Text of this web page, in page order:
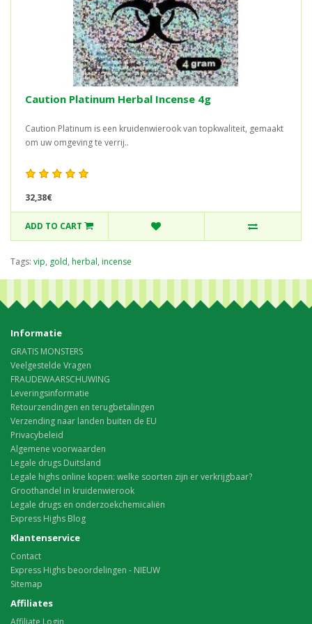
Caution Platinum Herbal Incense 4g
Caution Platinum is een kruidenwierook van topkwaliteit, gemaakt
om uw omgeving te verrij..
32,38€
ADD TO CART
Tags: vip, gold, herbal, incense
Informatie
GRATIS MONSTERS
Veelgestelde Vragen
FRAUDEWAARSCHUWING
Leveringsinformatie
Retourzendingen en terugbetalingen
Verzending naar landen buiten de EU
Privacybeleid
Algemene voorwaarden
Legale drugs Duitsland
Legale highs online kopen: welke soorten zijn er verkrijgbaar?
Groothandel in kruidenwierook
Legale drugs en onderzoekchemicaliën
Express Highs Blog
Klantenservice
Contact
Express Highs beoordelingen - NIEUW
Sitemap
Affiliates
Affiliate Login